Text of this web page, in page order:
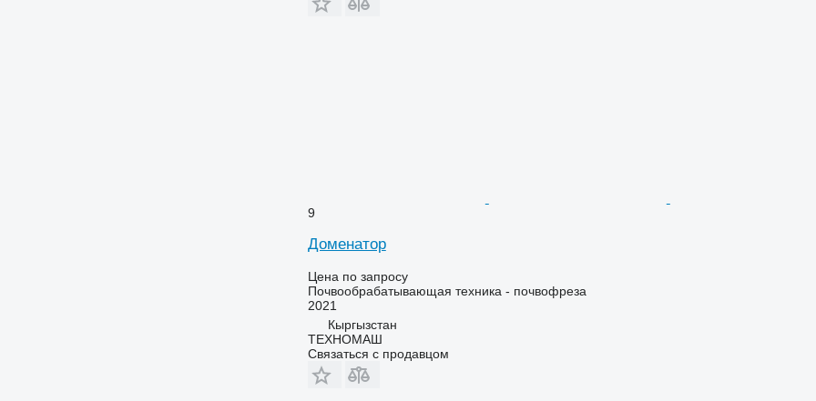
9
Доменатор
Цена по запросу
Почвообрабатывающая техника - почвофреза
2021
Кыргызстан
ТЕХНОМАШ
Связаться с продавцом